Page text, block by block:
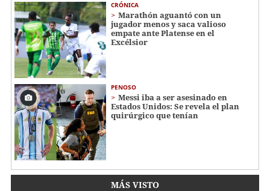
CRÓNICA
Marathón aguantó con un
jugador menos y saca valioso
empate ante Platense en el
Excélsior
PENOSO
Messi iba a ser asesinado en
Estados Unidos: Se revela el plan
quirúrgico que tenían
MÁS VISTO